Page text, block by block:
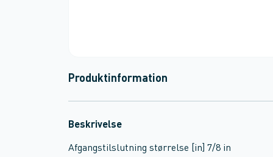
Produktinformation
Beskrivelse
Afgangstilslutning størrelse [in] 7/8 in